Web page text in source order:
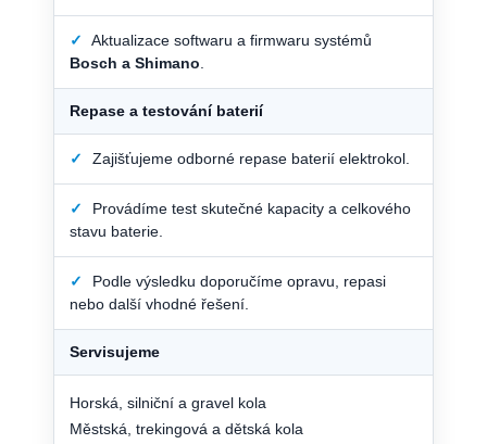
✓
Aktualizace softwaru a firmwaru systémů
Bosch a Shimano
Repase a testování baterií
✓ Zajišťujeme odborné repase baterií elektrokol.
✓
Provádíme test skutečné kapacity a celkového
stavu baterie.
✓
Podle výsledku doporučíme opravu, repasi
nebo další vhodné řešení.
Servisujeme
Horská, silniční a gravel kola
Městská, trekingová a dětská kola